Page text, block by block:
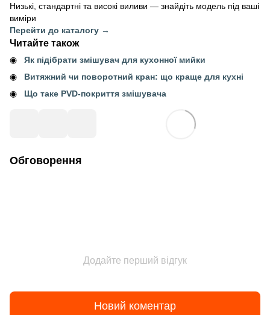
Низькі, стандартні та високі виливи — знайдіть модель під ваші
виміри
Перейти до каталогу →
Читайте також
Як підібрати змішувач для кухонної мийки
Витяжний чи поворотний кран: що краще для кухні
Що таке PVD-покриття змішувача
Обговорення
Додайте перший відгук
Новий коментар